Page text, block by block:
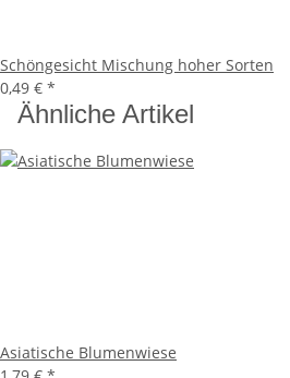
Schöngesicht Mischung hoher Sorten
0,49 € *
Ähnliche Artikel
Asiatische Blumenwiese